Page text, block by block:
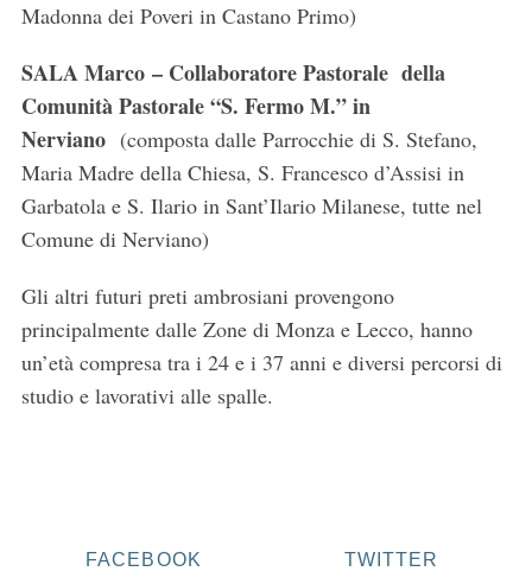
Madonna dei Poveri in Castano Primo)
SALA Marco – Collaboratore Pastoraledella
Comunità Pastorale “S. Fermo M.” in
Nerviano (composta dalle Parrocchie di S. Stefano,
Maria Madre della Chiesa, S. Francesco d’Assisi in
Garbatola e S. Ilario in Sant’Ilario Milanese, tutte nel
Comune di Nerviano)
Gli altri futuri preti ambrosiani provengono
principalmente dalle Zone di Monza e Lecco, hanno
un’età compresa tra i 24 e i 37 anni e diversi percorsi di
studio e lavorativi alle spalle.
FACEBOOK TWITTER